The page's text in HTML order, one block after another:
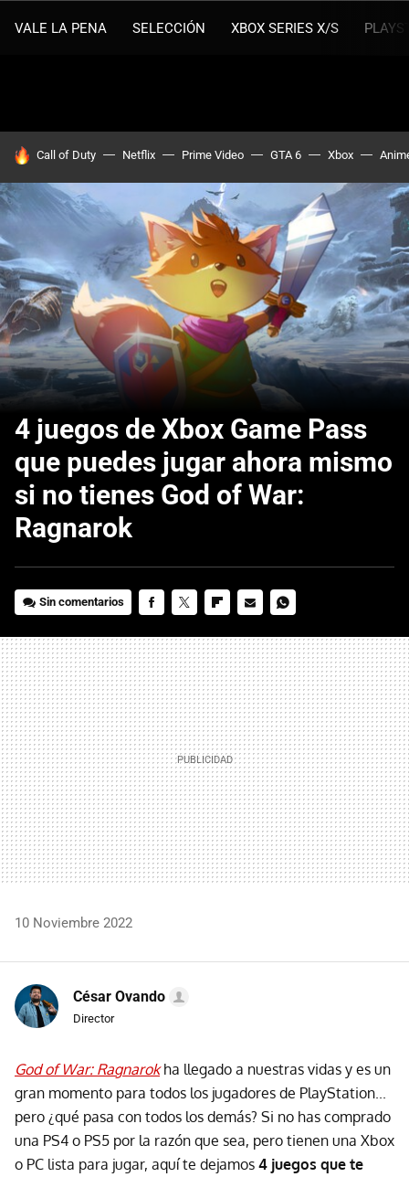
VALE LA PENA SELECCIÓN XBOX SERIES X/S
HOY SE HABLA DE
Call of Duty Netflix Prime Video GTA 6 Xbox
4 juegos de Xbox Game Pass
que puedes jugar ahora mismo
si no tienes God of War:
Ragnarok
Sin comentarios
MAIL
10 Noviembre 2022
César Ovando
Director
God of War: Ragnarokha llegado a nuestras vidas y es un
gran momento para todos los jugadores de PlayStation...
pero ¿qué pasa con todos los demás? Si no has comprado
una PS4 o PS5 por la razón que sea, pero tienen una Xbox
o PC lista para jugar, aquí te dejamos 4 juegos que te